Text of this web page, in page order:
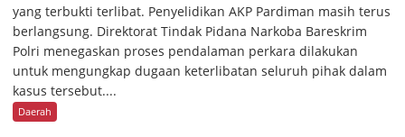
yang terbukti terlibat. Penyelidikan AKP Pardiman masih terus
berlangsung. Direktorat Tindak Pidana Narkoba Bareskrim
Polri menegaskan proses pendalaman perkara dilakukan
untuk mengungkap dugaan keterlibatan seluruh pihak dalam
kasus tersebut....
Daerah